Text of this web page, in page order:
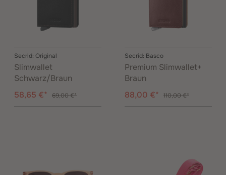
Secrid: Original
Slimwallet
Schwarz/Braun
58,65 €*
69,00 €*
Secrid: Basco
Premium Slimwallet+
Braun
88,00 €*
110,00 €*